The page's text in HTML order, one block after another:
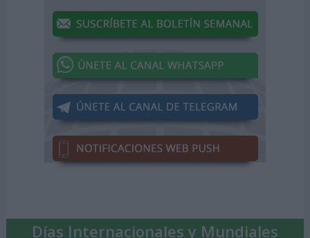
Días Internacionales y Mundiales